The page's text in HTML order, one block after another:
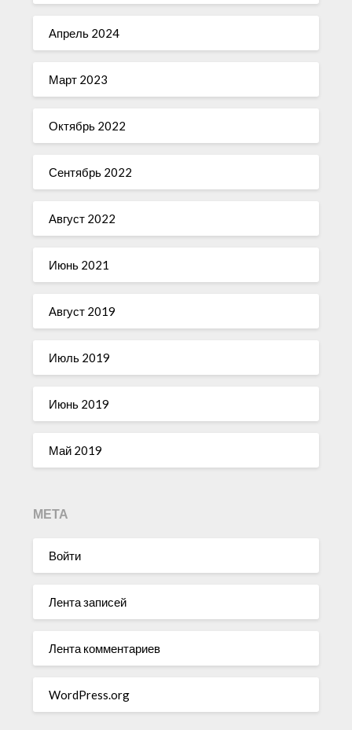
Апрель 2024
Март 2023
Октябрь 2022
Сентябрь 2022
Август 2022
Июнь 2021
Август 2019
Июль 2019
Июнь 2019
Май 2019
МЕТА
Войти
Лента записей
Лента комментариев
WordPress.org